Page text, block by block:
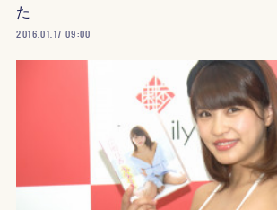
た
2016.01.17 09:00